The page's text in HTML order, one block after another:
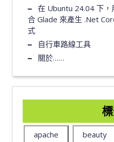
在 Ubuntu 24.04 下，
合 Glade 來產生 .Net
式
自行車路線工具
關於……
apache beauty